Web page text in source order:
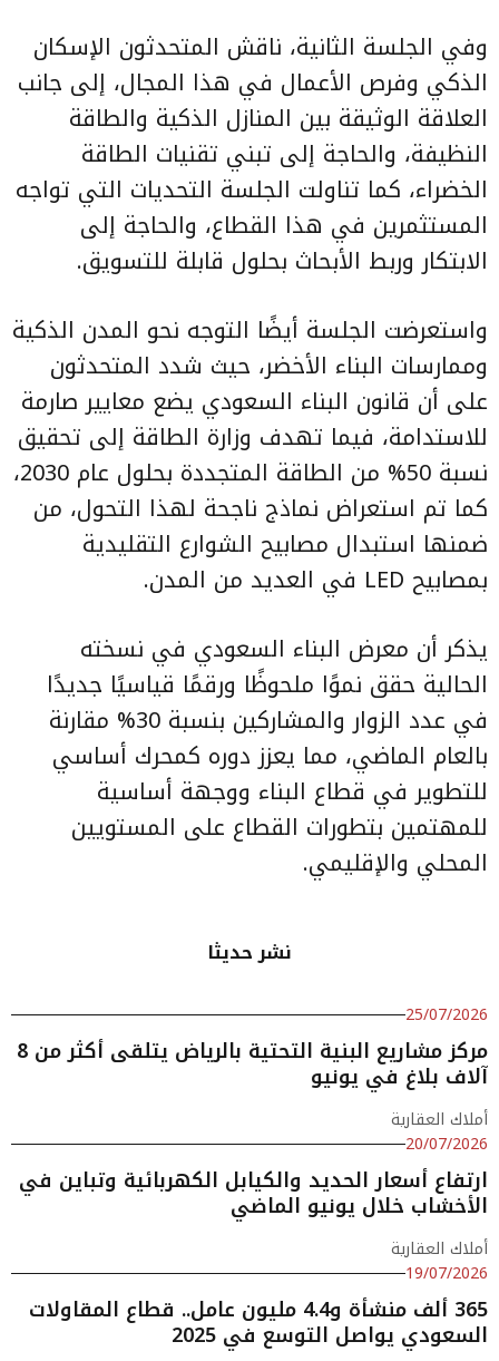
وفي الجلسة الثانية، ناقش المتحدثون الإسكان
الذكي وفرص الأعمال في هذا المجال، إلى جانب
العلاقة الوثيقة بين المنازل الذكية والطاقة
النظيفة، والحاجة إلى تبني تقنيات الطاقة
الخضراء، كما تناولت الجلسة التحديات التي تواجه
المستثمرين في هذا القطاع، والحاجة إلى
الابتكار وربط الأبحاث بحلول قابلة للتسويق.
واستعرضت الجلسة أيضًا التوجه نحو المدن الذكية
وممارسات البناء الأخضر، حيث شدد المتحدثون
على أن قانون البناء السعودي يضع معايير صارمة
للاستدامة، فيما تهدف وزارة الطاقة إلى تحقيق
نسبة 50% من الطاقة المتجددة بحلول عام 2030،
كما تم استعراض نماذج ناجحة لهذا التحول، من
ضمنها استبدال مصابيح الشوارع التقليدية
بمصابيح LED في العديد من المدن.
يذكر أن معرض البناء السعودي في نسخته
الحالية حقق نموًا ملحوظًا ورقمًا قياسيًا جديدًا
في عدد الزوار والمشاركين بنسبة 30% مقارنة
بالعام الماضي، مما يعزز دوره كمحرك أساسي
للتطوير في قطاع البناء ووجهة أساسية
للمهتمين بتطورات القطاع على المستويين
المحلي والإقليمي.
نشر حديثا
25/07/2026
مركز مشاريع البنية التحتية بالرياض يتلقى أكثر من 8
آلاف بلاغ في يونيو
أملاك العقارية
20/07/2026
ارتفاع أسعار الحديد والكيابل الكهربائية وتباين في
الأخشاب خلال يونيو الماضي
أملاك العقارية
19/07/2026
365 ألف منشأة و4.4 مليون عامل.. قطاع المقاولات
السعودي يواصل التوسع في 2025